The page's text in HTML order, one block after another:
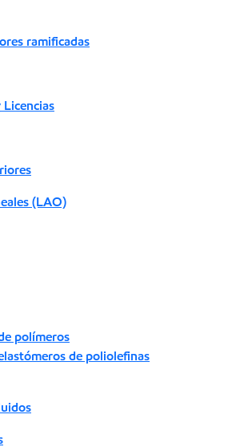
ramificadas
(LAO)
polímeros
de poliolefinas